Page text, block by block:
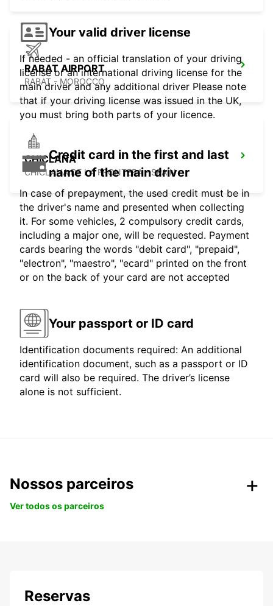
RABAT AIRPORT
RABAT - MOROCCO
CHICLANA
CHICLANA DE LA FRONTERA - SPAIN
Your valid driver license
If needed - an official translation of your driving
license or an international driving license for the
main driver and any additional driver Please note
that if your driving license was issued in the UK,
you must bring both parts of your licence.
Credit card in the first and last
name of the main driver
In case of prepayment, the used credit must be in
the driver's name and presented when collecting
it. For some vehicles, 2 compulsory credit cards,
including a major one, will be requested. Payment
cards bearing the words "debit card", "prepaid",
"electron", "maestro", "ecard" printed on the front
or on the back of your card are not accepted
Your passport or ID card
Identification documents required: An additional
identification document, such as a passport or ID
card will also be required. The driver’s license
alone is not sufficient.
Nossos parceiros
Ver todos os parceiros
Reservas